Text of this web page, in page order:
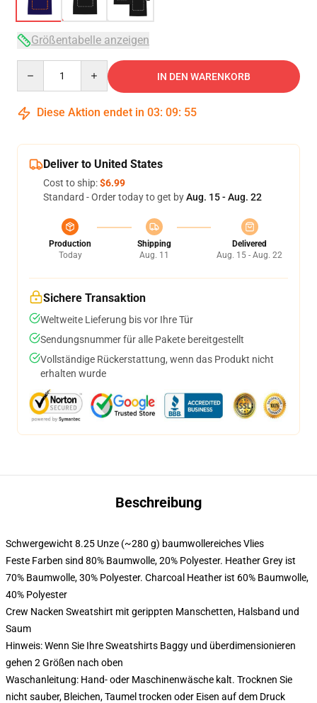
Größentabelle anzeigen
IN DEN WARENKORB
Diese Aktion endet in 03: 09: 54
Deliver to United States
Cost to ship:$6.99
Standard - Order today to get byAug. 15 - Aug. 22
Production
Today
Shipping
Aug. 11
Delivered
Aug. 15 - Aug. 22
Sichere Transaktion
Weltweite Lieferung bis vor Ihre Tür
Sendungsnummer für alle Pakete bereitgestellt
Vollständige Rückerstattung, wenn das Produkt nicht
erhalten wurde
Beschreibung
Schwergewicht 8.25 Unze (~280 g) baumwollereiches Vlies
Feste Farben sind 80% Baumwolle, 20% Polyester. Heather Grey ist
70% Baumwolle, 30% Polyester. Charcoal Heather ist 60% Baumwolle,
40% Polyester
Crew Nacken Sweatshirt mit gerippten Manschetten, Halsband und
Saum
Hinweis: Wenn Sie Ihre Sweatshirts Baggy und überdimensionieren
gehen 2 Größen nach oben
Waschanleitung: Hand- oder Maschinenwäsche kalt. Trocknen Sie
nicht sauber, Bleichen, Taumel trocken oder Eisen auf dem Druck